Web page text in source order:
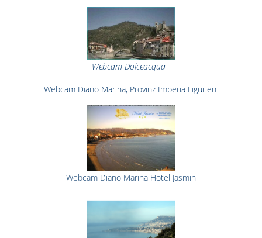
Webcam Dolceacqua
Webcam Diano Marina, Provinz Imperia Ligurien
Webcam Diano Marina Hotel Jasmin